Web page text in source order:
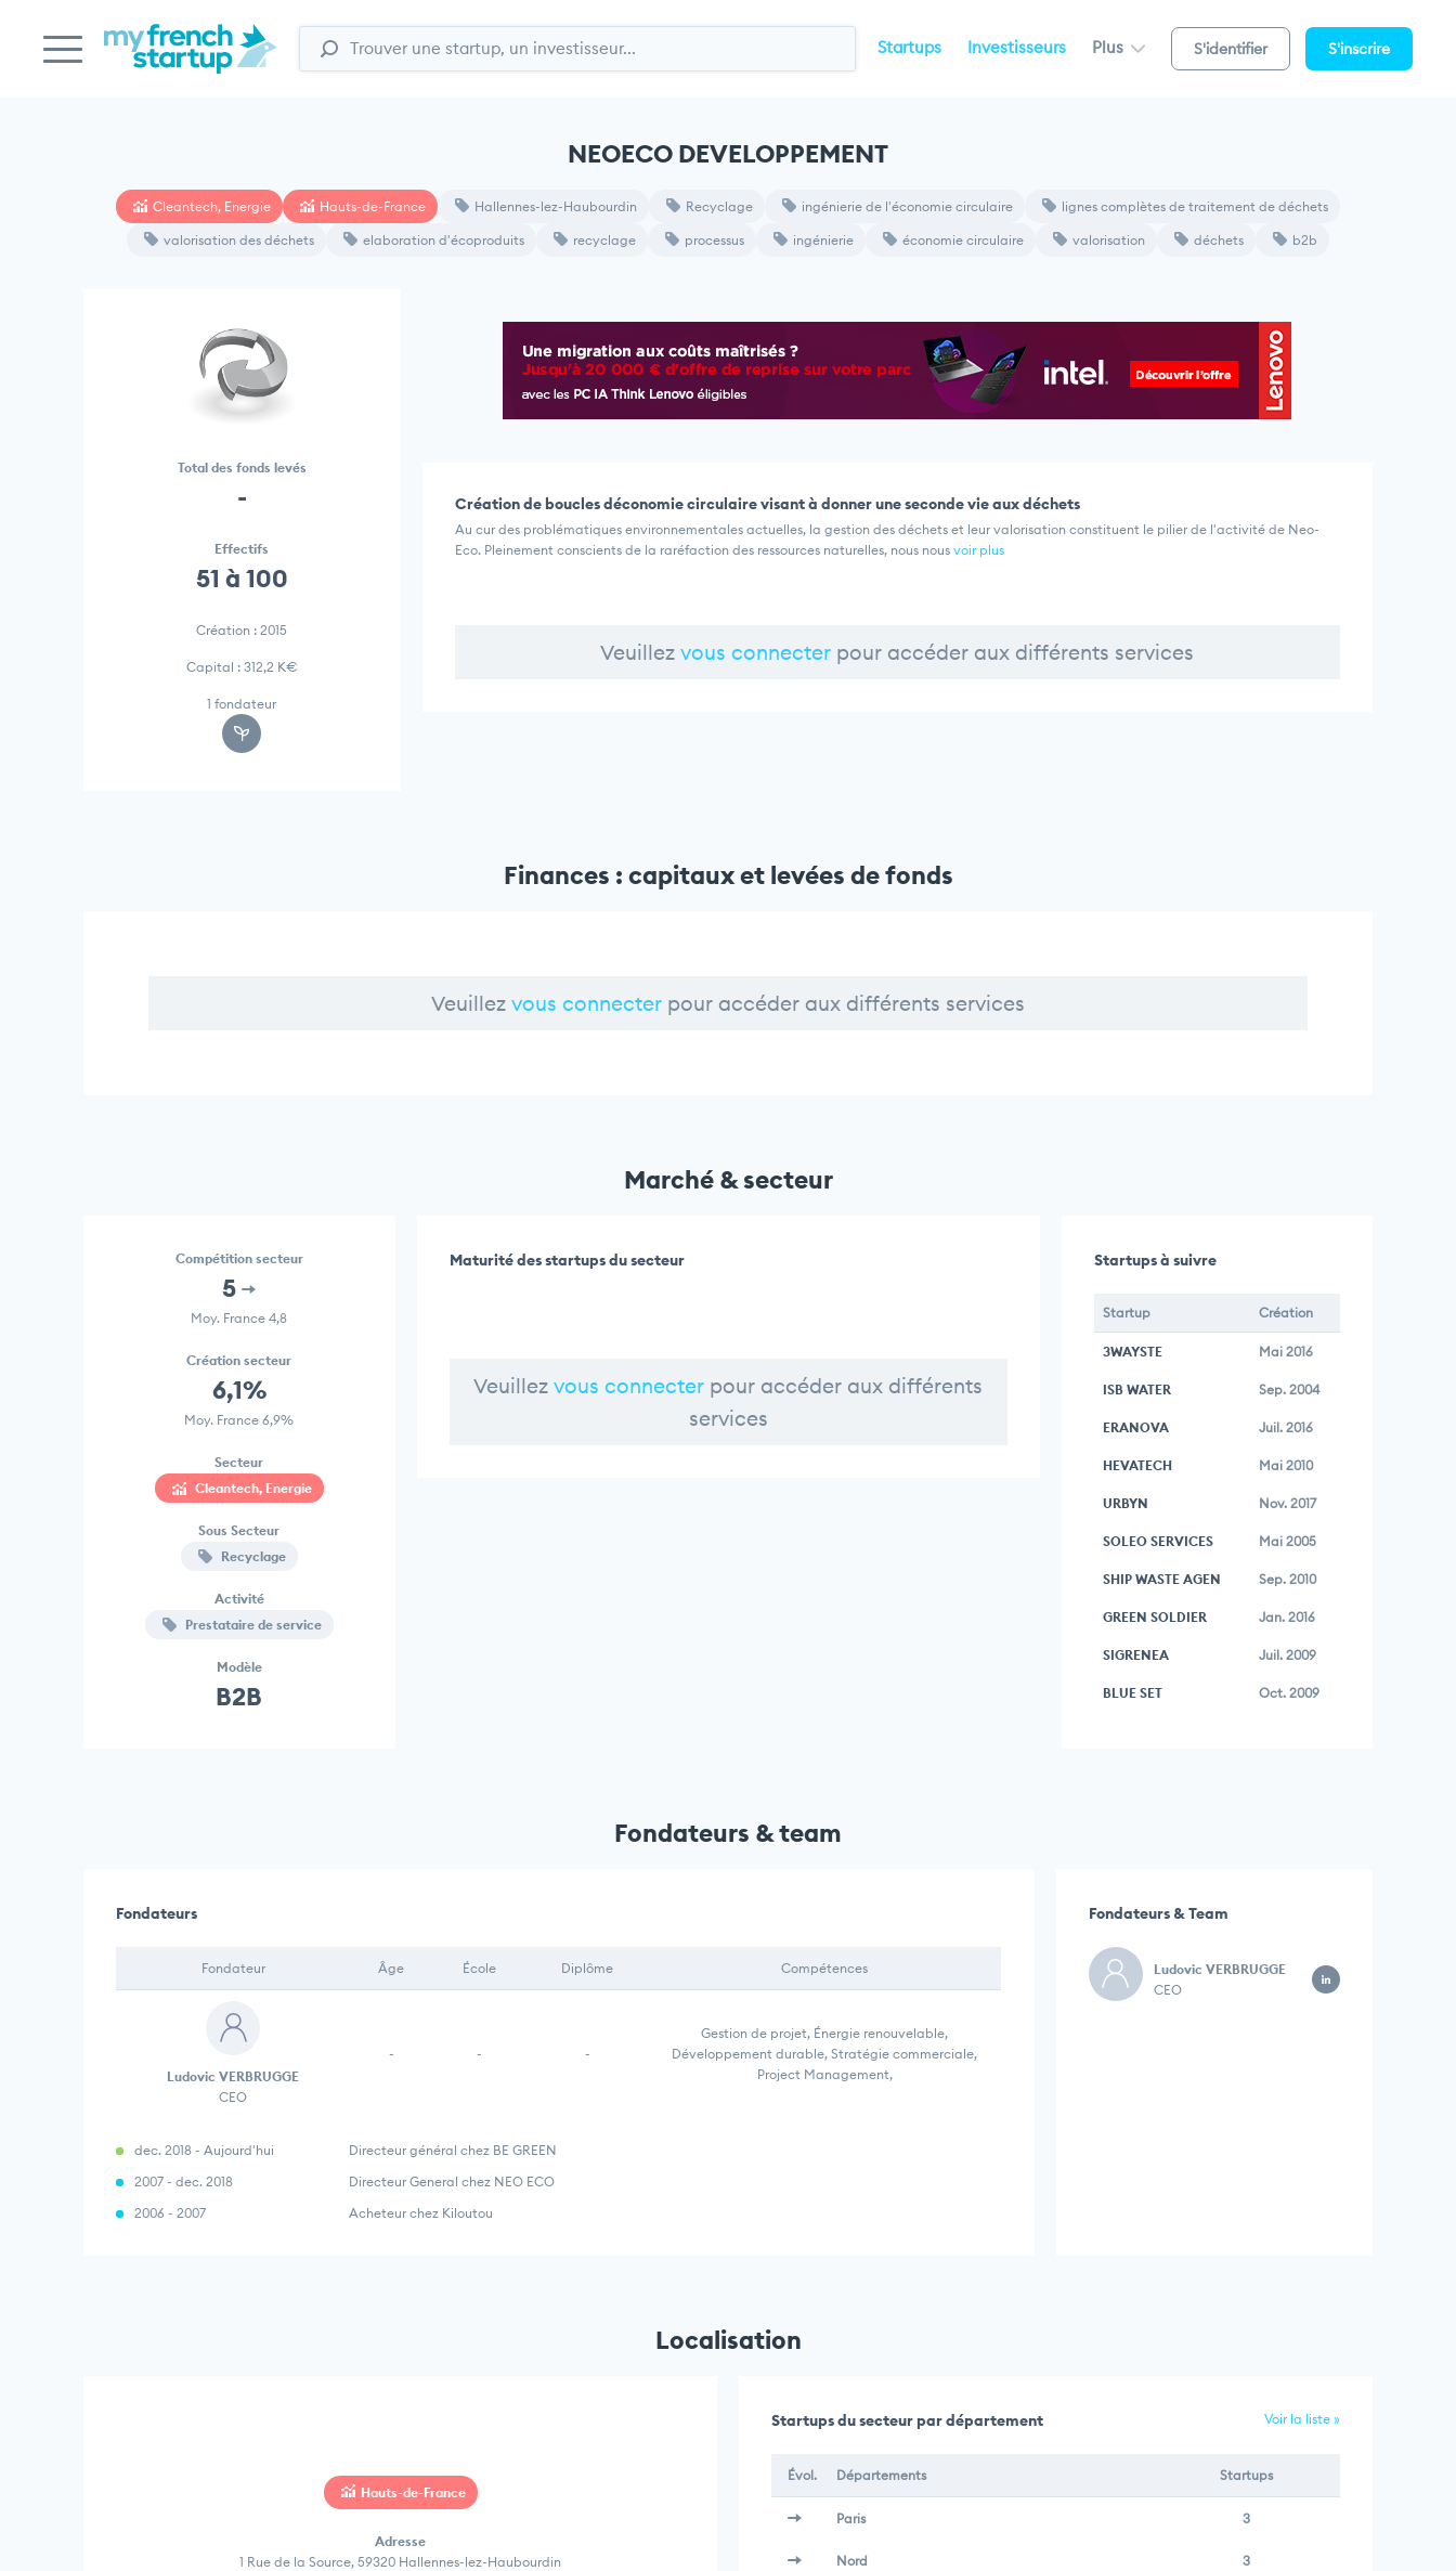
Startups Investisseurs Plus S'identifier S'inscrire
NEOECO DEVELOPPEMENT
Cleantech, Energie Hauts-de-France Hallennes-lez-Haubourdin Recyclage ingénierie de l'économie circulaire lignes complètes de traitement de déchets
valorisation des déchets elaboration d'écoproduits recyclage processus ingénierie économie circulaire valorisation déchets b2b
Total des fonds levés
-
Effectifs
51 à 100
Création : 2015
Capital : 312,2 K€
1 fondateur
Création de boucles déconomie circulaire visant à donner une seconde vie aux déchets
Au cur des problématiques environnementales actuelles, la gestion des déchets et leur valorisation constituent le pilier de l'activité de Neo-
Eco. Pleinement conscients de la raréfaction des ressources naturelles, nous nous voir plus
Veuillezvous connecter pour accéder aux différents services
Finances : capitaux et levées de fonds
Veuillez vous connecter pour accéder aux différents services
Marché & secteur
Compétition secteur
5
Moy. France 4,8
Création secteur
6,1%
Moy. France 6,9%
Secteur
Cleantech, Energie
Sous Secteur
Recyclage
Activité
Prestataire de service
Modèle
B2B
Maturité des startups du secteur
Veuillez vous connecter pour accéder aux différents
services
Startups à suivre
Startup Création
3WAYSTE Mai 2016
ISB WATER Sep. 2004
ERANOVA Juil. 2016
HEVATECH Mai 2010
URBYN Nov. 2017
SOLEO SERVICES Mai 2005
SHIP WASTE AGEN Sep. 2010
GREEN SOLDIER Jan. 2016
SIGRENEA Juil. 2009
BLUE SET Oct. 2009
Fondateurs & team
Fondateurs
Fondateur Âge École Diplôme Compétences
Ludovic VERBRUGGE
CEO
- - -
Gestion de projet, Énergie renouvelable,
Développement durable, Stratégie commerciale,
Project Management,
dec. 2018 - Aujourd'hui
Directeur général chez BE GREEN
2007 - dec. 2018
Directeur General chez NEO ECO
2006 - 2007
Acheteur chez Kiloutou
Fondateurs & Team
Ludovic VERBRUGGE
CEO
Localisation
Hauts-de-France
Adresse
1 Rue de la Source, 59320 Hallennes-lez-Haubourdin
Startups du secteur par département Voir la liste »
Évol. Départements Startups
Paris 3
Nord 3